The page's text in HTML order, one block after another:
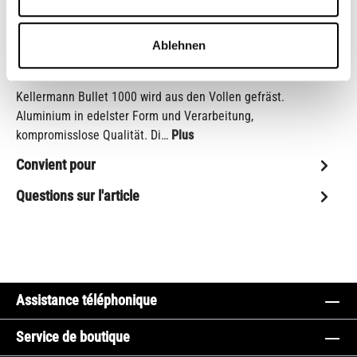
Ablehnen
Shop-Numéro :
CB10575M
Description
Kellermann Bullet 1000 wird aus den Vollen gefräst.
Aluminium in edelster Form und Verarbeitung,
kompromisslose Qualität. Di… Plus
Convient pour
Questions sur l'article
Assistance téléphonique
Service de boutique